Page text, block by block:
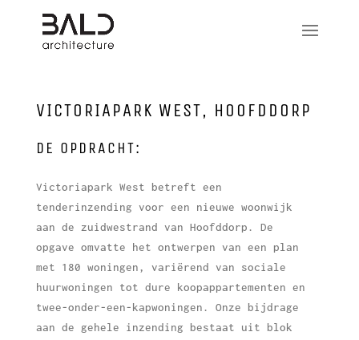
VICTORIAPARK WEST, HOOFDDORP
DE OPDRACHT:
Victoriapark West betreft een
tenderinzending voor een nieuwe woonwijk
aan de zuidwestrand van Hoofddorp. De
opgave omvatte het ontwerpen van een plan
met 180 woningen, variërend van sociale
huurwoningen tot dure koopappartementen en
twee-onder-een-kapwoningen. Onze bijdrage
aan de gehele inzending bestaat uit blok